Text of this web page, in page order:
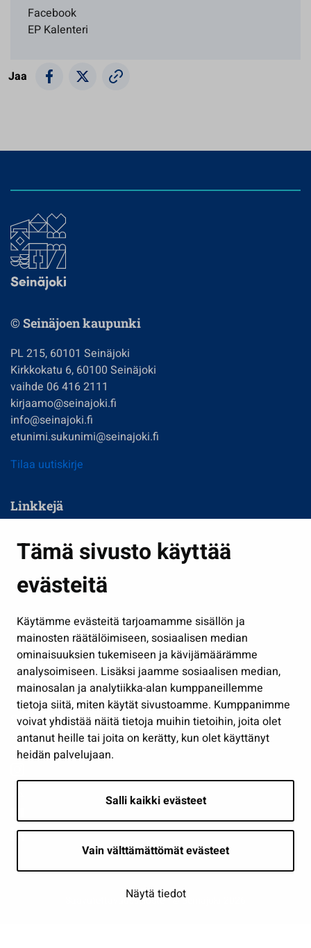
Tämä sivusto käyttää
evästeitä
Käytämme evästeitä tarjoamamme sisällön ja
mainosten räätälöimiseen, sosiaalisen median
ominaisuuksien tukemiseen ja kävijämäärämme
analysoimiseen. Lisäksi jaamme sosiaalisen median,
mainosalan ja analytiikka-alan kumppaneillemme
tietoja siitä, miten käytät sivustoamme. Kumppanimme
voivat yhdistää näitä tietoja muihin tietoihin, joita olet
antanut heille tai joita on kerätty, kun olet käyttänyt
heidän palvelujaan.
Salli kaikki evästeet
Vain välttämättömät evästeet
Näytä tiedot
Facebook
EP Kalenteri
Jaa
© Seinäjoen kaupunki
PL 215, 60101 Seinäjoki
Kirkkokatu 6, 60100 Seinäjoki
vaihde 06 416 2111
kirjaamo@seinajoki.fi
info@seinajoki.fi
etunimi.sukunimi@seinajoki.fi
Tilaa uutiskirje
Linkkejä
Kasvatus ja opetus
Kulttuuri ja liikunta
Työ ja yrittäminen
Osallistu ja asioi
Näytä omat evästeasetukseni
Seuraa meitä
Saavutettavuusseloste | © Seinäjoki 2026